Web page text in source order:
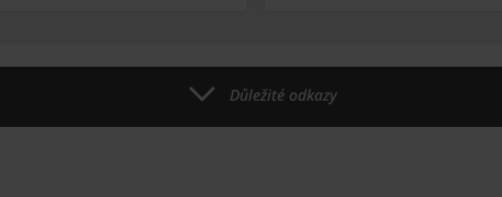
Důležité odkazy